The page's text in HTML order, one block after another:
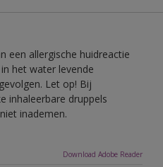
een allergische huidreactie
het water levende
Let op! Bij
inhaleerbare druppels
inademen.
Download Adobe Reader